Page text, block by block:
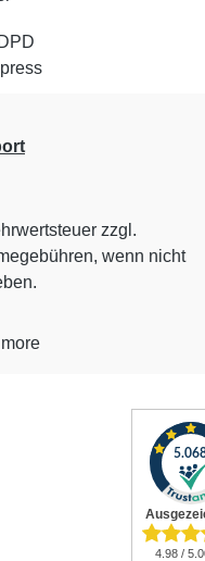
zzgl.
wenn nicht